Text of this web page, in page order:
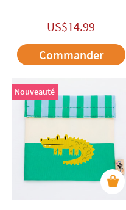
US$14.99
Commander
Nouveauté